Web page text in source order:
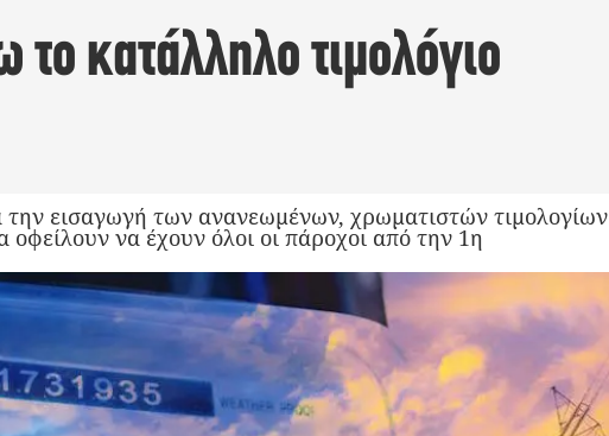
κατάλληλο τιμολόγιο
την εισαγωγή των ανανεωμένων, χρωματιστών τιμολογίων
οφείλουν να έχουν όλοι οι πάροχοι από την 1η